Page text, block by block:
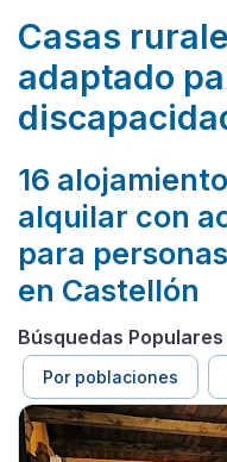
Casas
adaptado
16
alquilar con
para
en Castellón
Búsquedas
Por poblaciones